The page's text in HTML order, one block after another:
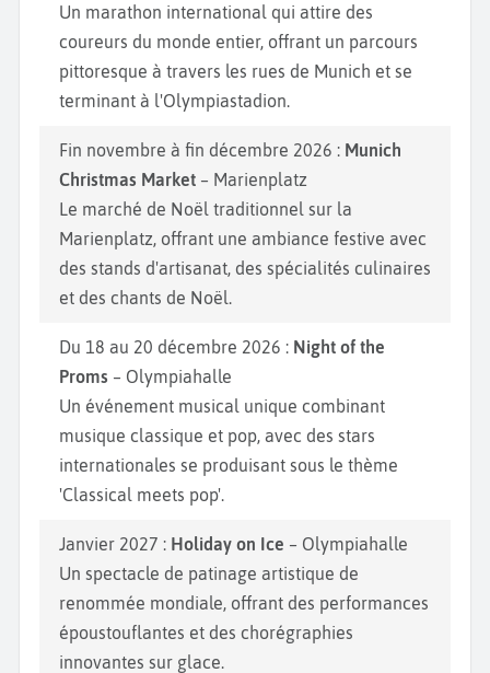
Un marathon international qui attire des
coureurs du monde entier, offrant un parcours
pittoresque à travers les rues de Munich et se
terminant à l'Olympiastadion.
Fin novembre à fin décembre 2026 : Munich
Christmas Market – Marienplatz
Le marché de Noël traditionnel sur la
Marienplatz, offrant une ambiance festive avec
des stands d'artisanat, des spécialités culinaires
et des chants de Noël.
Du 18 au 20 décembre 2026 : Night of the
Proms – Olympiahalle
Un événement musical unique combinant
musique classique et pop, avec des stars
internationales se produisant sous le thème
'Classical meets pop'.
Janvier 2027 : Holiday on Ice – Olympiahalle
Un spectacle de patinage artistique de
renommée mondiale, offrant des performances
époustouflantes et des chorégraphies
innovantes sur glace.